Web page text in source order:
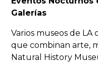
Galerías
Varios museos de
que combinan arte,
Natural History